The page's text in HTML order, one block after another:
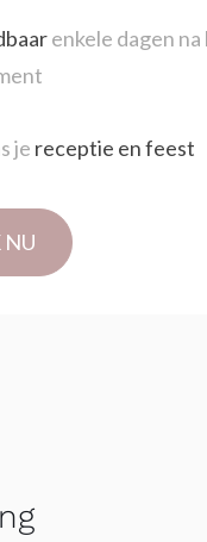
enkele dagen
je receptie en feest
NU